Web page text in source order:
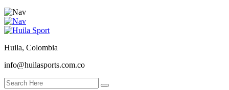
Huila, Colombia
info@huilasports.com.co